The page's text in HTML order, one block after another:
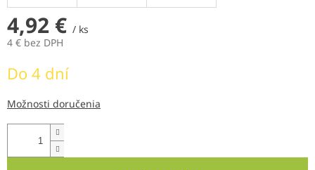
4,92 € / ks
4 € bez DPH
cena:
Do 4 dní
Možnosti doručenia